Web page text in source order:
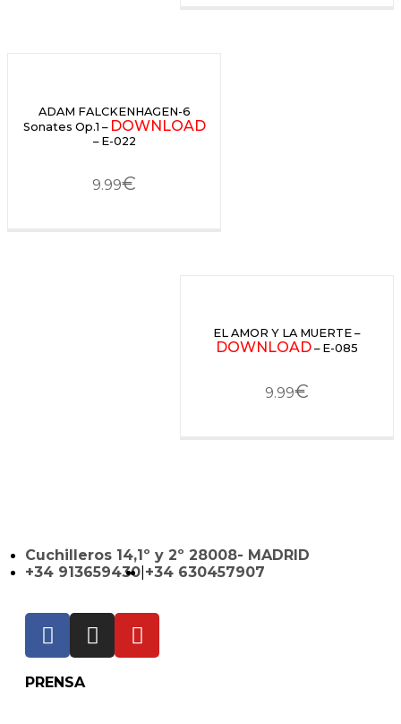
ADAM FALCKENHAGEN-6
Sonates Op.1 – DOWNLOAD
– E-022
9.99€
EL AMOR Y LA MUERTE –
DOWNLOAD– E-085
9.99€
Cuchilleros 14,1º y 2º 28008- MADRID
+34 913659430 +34 630457907
PRENSA